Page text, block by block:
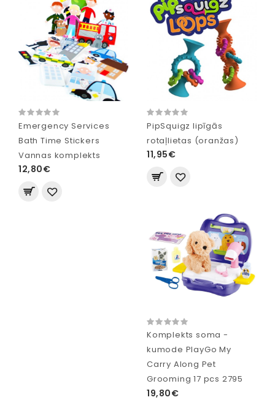
Emergency Services
Bath Time Stickers
Vannas komplekts
12,80€
PipSquigz lipīgās
rotaļlietas (oranžas)
11,95€
Komplekts soma -
kumode PlayGo My
Carry Along Pet
Grooming 17 pcs 2795
19,80€